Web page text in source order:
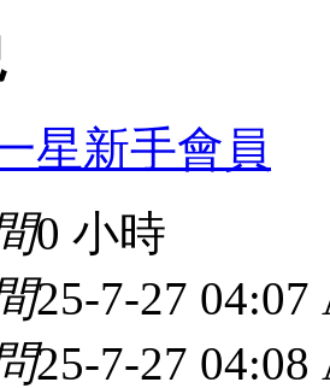
星新手會員
0 小時
25-7-27 04:07
25-7-27 04:08